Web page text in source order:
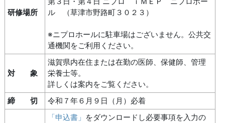
研修場所
ル （草津市野路町３０２３）
※ニプロホールに駐車場はございません。公共交
通機関をご利用ください。
対 象
滋賀県内在住または在勤の医師、保健師、管理
栄養士等。
詳しくは案内をご覧ください。
締 切
令和７年６月９日（月）必着
「申込書」 をダウンロードし必要事項を入力の